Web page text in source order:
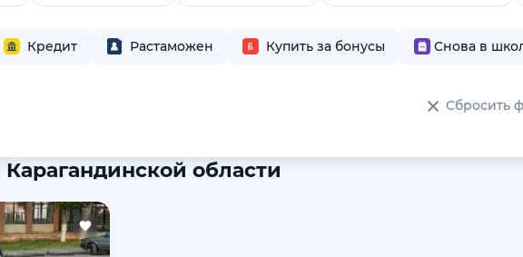
Кредит Растаможен Купить за бонусы Снова в
Сбросить
области